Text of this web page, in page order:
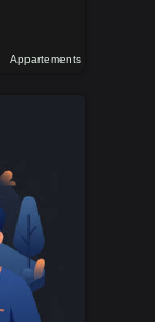
Appartements